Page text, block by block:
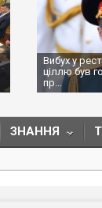
Вибух у
ціллю був
пр...
ЗНАННЯ